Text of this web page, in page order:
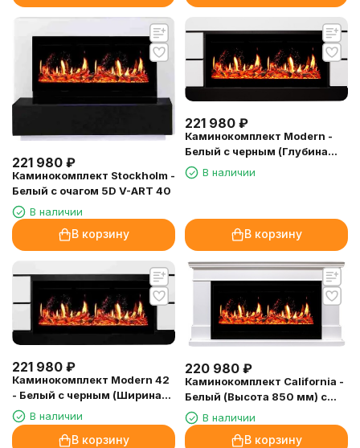
221 980 ₽
Каминокомплект Stockholm -
Белый с очагом 5D V-ART 40
В наличии
В корзину
221 980 ₽
Каминокомплект Modern -
Белый с черным (Глубина
300 мм) с очагом 5D V-ART
40
В наличии
В корзину
221 980 ₽
Каминокомплект Modern 42
- Белый с черным (Ширина
1395 мм) с очагом 5D V-ART
40
В наличии
В корзину
220 980 ₽
Каминокомплект California -
Белый (Высота 850 мм) с
очагом 5D V-ART 40
В наличии
В корзину